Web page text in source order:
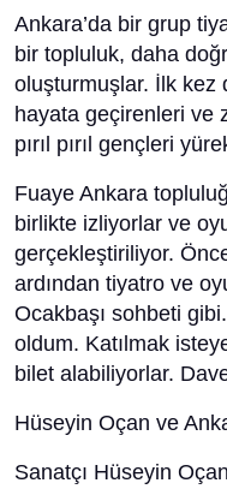
Ankara’da bir grup
bir topluluk, daha
oluşturmuşlar. İlk kez
hayata geçirenleri ve
pırıl pırıl gençleri
Fuaye Ankara
birlikte izliyorlar ve
gerçekleştiriliyor.
ardından tiyatro ve
Ocakbaşı sohbeti
oldum. Katılmak
bilet alabiliyorlar.
Hüseyin Oçan ve
Sanatçı Hüseyin